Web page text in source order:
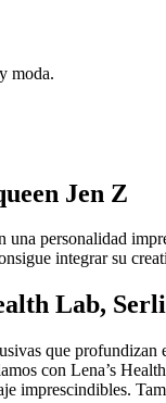
moda.
Jen Z
personalidad
integrar su
Lab,
que
con Lena’s
imprescindibles.